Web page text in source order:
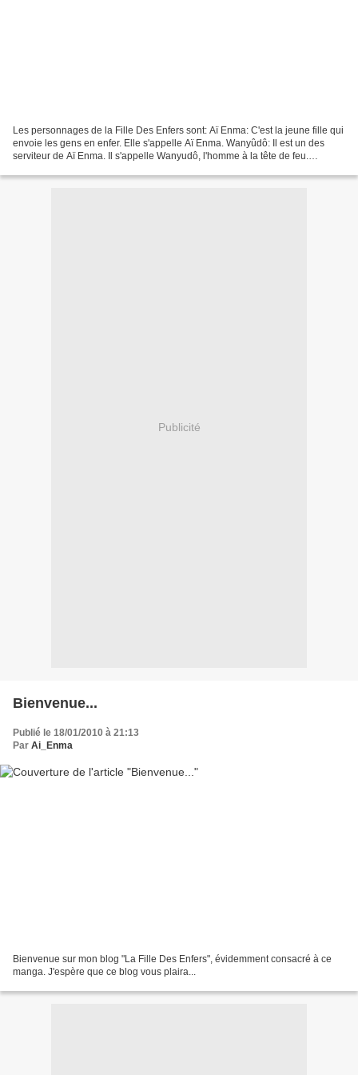
Les personnages de la Fille Des Enfers sont: Aï Enma: C'est la jeune fille qui
envoie les gens en enfer. Elle s'appelle Aï Enma. Wanyûdô: Il est un des
serviteur de Aï Enma. Il s'appelle Wanyudô, l'homme à la tête de feu.
Publicité
Bienvenue...
Publié le 18/01/2010 à 21:13
Par Ai_Enma
Bienvenue sur mon blog "La Fille Des Enfers", évidemment consacré à ce
manga. J'espère que ce blog vous plaira...